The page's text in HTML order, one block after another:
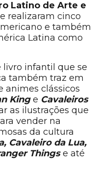
Latino de Arte e
realizaram cinco
e também
Latina como
livro infantil que se
também traz em
animes clássicos
Kinge Cavaleiros
as ilustrações que
vender na
da cultura
Cavaleiro da Lua,
Thingse até